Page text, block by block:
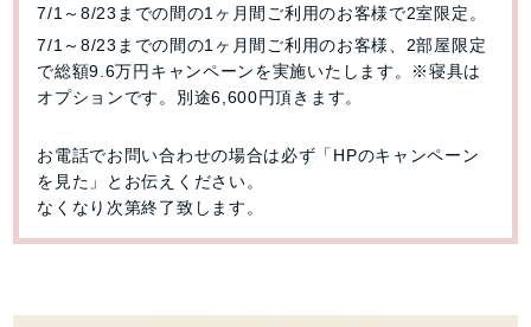
7/1～8/23までの間の1ヶ月間ご利用のお客様で2室限定。
7/1～8/23までの間の1ヶ月間ご利用のお客様、2部屋限定
で総額9.6万円キャンペーンを実施いたします。※寝具は
オプションです。別途6,600円頂きます。
お電話でお問い合わせの場合は必ず「HPのキャンペーン
を見た」とお伝えください。
なくなり次第終了致します。